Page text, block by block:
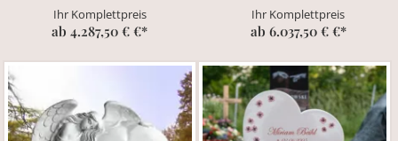
Ihr Komplettpreis
ab 4.287,50 € €*
Ihr Komplettpreis
ab 6.037,50 € €*